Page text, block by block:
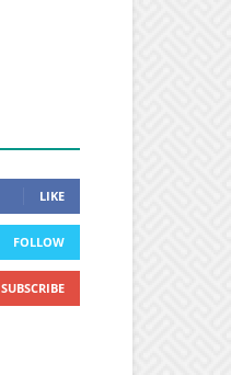
LIKE
FOLLOW
SUBSCRIBE